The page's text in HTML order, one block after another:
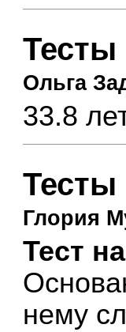
Тесты
Ольга
33.8
Тесты
Глория
Тест
нему